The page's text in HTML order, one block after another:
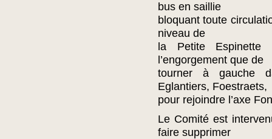
bus en saillie
bloquant toute
niveau de
la Petite Espinette
l’engorgement que de
tourner à gauche
Eglantiers, Foestraets,
pour rejoindre l’axe
Le Comité est
faire supprimer